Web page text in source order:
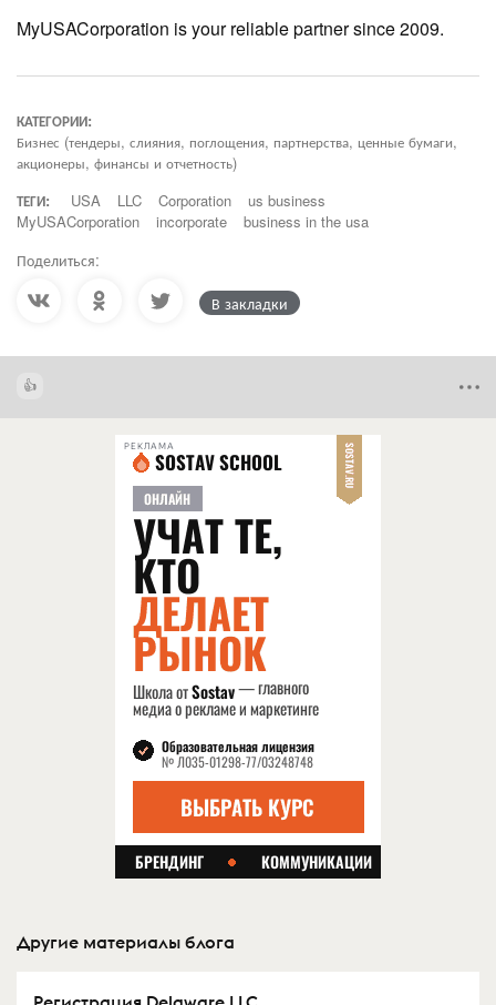
MyUSACorporation is your reliable partner since 2009.
КАТЕГОРИИ:
Бизнес (тендеры, слияния, поглощения, партнерства, ценные бумаги,
акционеры, финансы и отчетность)
ТЕГИ:
USA LLC Corporation
us business
MyUSACorporation
incorporate business in the usa
Поделиться:
В закладки
РЕКЛАМА
Другие материалы блога